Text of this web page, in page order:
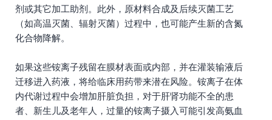
剂或其它加工助剂。此外，原材料合成及后续灭菌工艺
（如高温灭菌、辐射灭菌）过程中，也可能产生新的含氮
化合物降解。
如果这些铵离子残留在膜材表面或内部，并在灌装输液后
迁移进入药液，将给临床用药带来潜在风险。铵离子在体
内代谢过程中会增加肝脏负担，对于肝肾功能不全的患
者、新生儿及老年人，过量的铵离子摄入可能引发高氨血